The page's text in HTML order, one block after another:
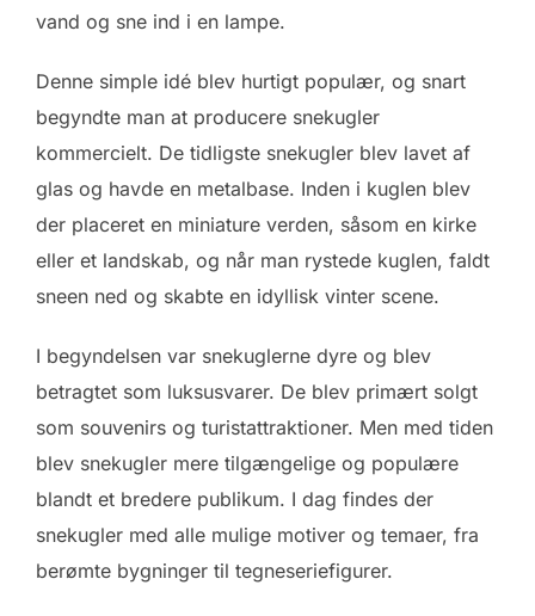
vand og sne ind i en lampe.
Denne simple idé blev hurtigt populær, og snart
begyndte man at producere snekugler
kommercielt. De tidligste snekugler blev lavet af
glas og havde en metalbase. Inden i kuglen blev
der placeret en miniature verden, såsom en kirke
eller et landskab, og når man rystede kuglen, faldt
sneen ned og skabte en idyllisk vinter scene.
I begyndelsen var snekuglerne dyre og blev
betragtet som luksusvarer. De blev primært solgt
som souvenirs og turistattraktioner. Men med tiden
blev snekugler mere tilgængelige og populære
blandt et bredere publikum. I dag findes der
snekugler med alle mulige motiver og temaer, fra
berømte bygninger til tegneseriefigurer.